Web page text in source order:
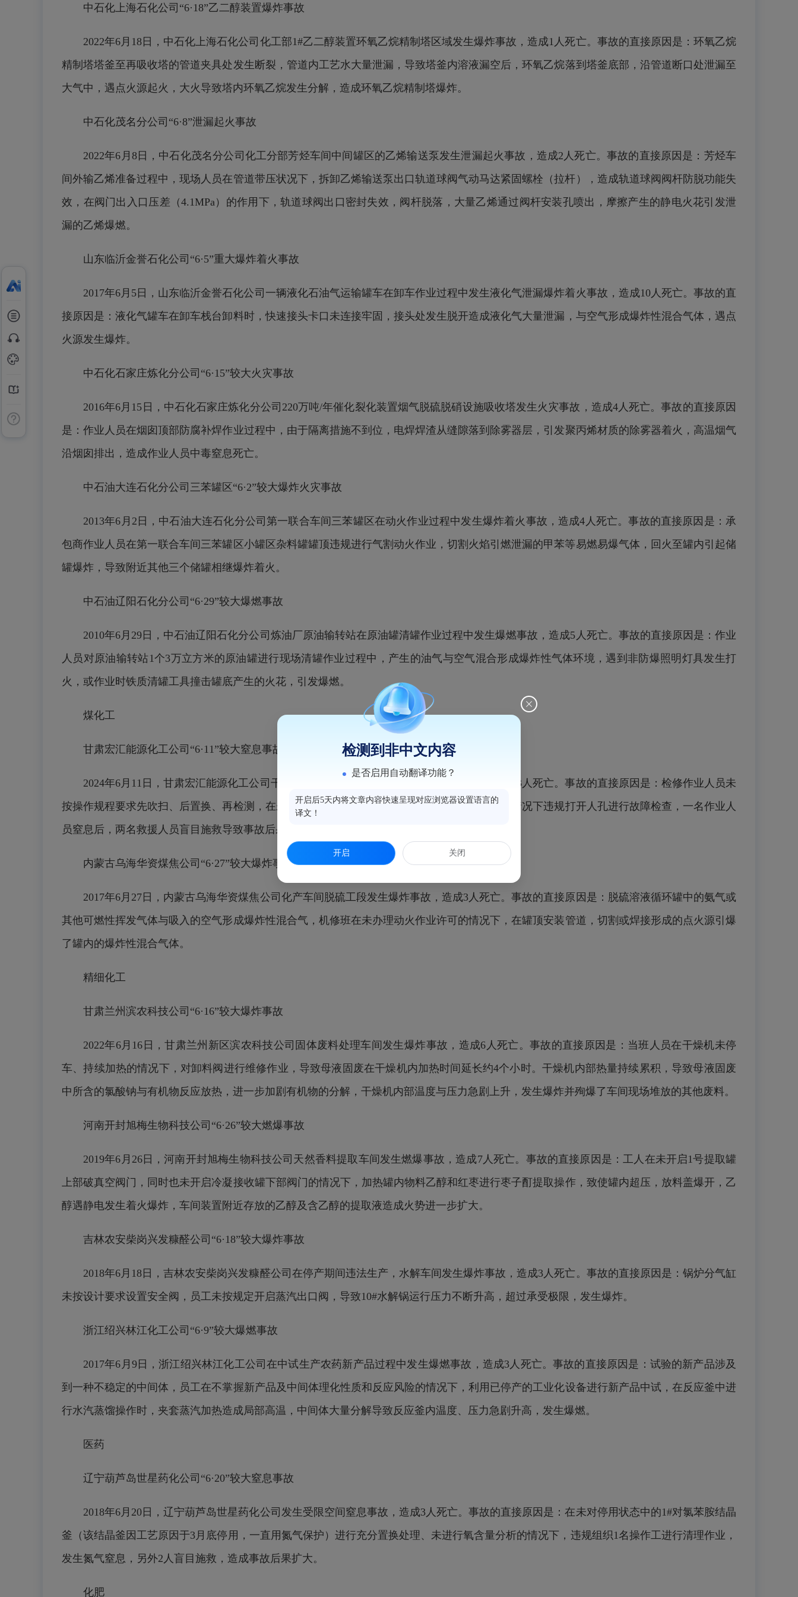
中石化上海石化公司“6·18”乙二醇装置爆炸事故
2022年6月18日，中石化上海石化公司化工部1#乙二醇装置环氧乙烷精制塔区域发生爆炸事故，造成1人死亡。事故的直接原因是：环氧乙烷
精制塔塔釜至再吸收塔的管道夹具处发生断裂，管道内工艺水大量泄漏，导致塔釜内溶液漏空后，环氧乙烷落到塔釜底部，沿管道断口处泄漏至
大气中，遇点火源起火，大火导致塔内环氧乙烷发生分解，造成环氧乙烷精制塔爆炸。
中石化茂名分公司“6·8”泄漏起火事故
2022年6月8日，中石化茂名分公司化工分部芳烃车间中间罐区的乙烯输送泵发生泄漏起火事故，造成2人死亡。事故的直接原因是：芳烃车
间外输乙烯准备过程中，现场人员在管道带压状况下，拆卸乙烯输送泵出口轨道球阀气动马达紧固螺栓（拉杆），造成轨道球阀阀杆防脱功能失
效，在阀门出入口压差（4.1MPa）的作用下，轨道球阀出口密封失效，阀杆脱落，大量乙烯通过阀杆安装孔喷出，摩擦产生的静电火花引发泄
漏的乙烯爆燃。
山东临沂金誉石化公司“6·5”重大爆炸着火事故
2017年6月5日，山东临沂金誉石化公司一辆液化石油气运输罐车在卸车作业过程中发生液化气泄漏爆炸着火事故，造成10人死亡。事故的直
接原因是：液化气罐车在卸车栈台卸料时，快速接头卡口未连接牢固，接头处发生脱开造成液化气大量泄漏，与空气形成爆炸性混合气体，遇点
火源发生爆炸。
中石化石家庄炼化分公司“6·15”较大火灾事故
2016年6月15日，中石化石家庄炼化分公司220万吨/年催化裂化装置烟气脱硫脱硝设施吸收塔发生火灾事故，造成4人死亡。事故的直接原因
是：作业人员在烟囱顶部防腐补焊作业过程中，由于隔离措施不到位，电焊焊渣从缝隙落到除雾器层，引发聚丙烯材质的除雾器着火，高温烟气
沿烟囱排出，造成作业人员中毒窒息死亡。
中石油大连石化分公司三苯罐区“6·2”较大爆炸火灾事故
2013年6月2日，中石油大连石化分公司第一联合车间三苯罐区在动火作业过程中发生爆炸着火事故，造成4人死亡。事故的直接原因是：承
包商作业人员在第一联合车间三苯罐区小罐区杂料罐罐顶违规进行气割动火作业，切割火焰引燃泄漏的甲苯等易燃易爆气体，回火至罐内引起储
罐爆炸，导致附近其他三个储罐相继爆炸着火。
中石油辽阳石化分公司“6·29”较大爆燃事故
2010年6月29日，中石油辽阳石化分公司炼油厂原油输转站在原油罐清罐作业过程中发生爆燃事故，造成5人死亡。事故的直接原因是：作业
人员对原油输转站1个3万立方米的原油罐进行现场清罐作业过程中，产生的油气与空气混合形成爆炸性气体环境，遇到非防爆照明灯具发生打
火，或作业时铁质清罐工具撞击罐底产生的火花，引发爆燃。
煤化工
甘肃宏汇能源化工公司“6·11”较大窒息事故
2024年6月11日，甘肃宏汇能源化工公司干馏2#线移动颗粒床生产线发生氮气窒息事故，造成3人死亡。事故的直接原因是：检修作业人员未
按操作规程要求先吹扫、后置换、再检测，在未采取任何防护措施、未办理受限空间作业许可的情况下违规打开人孔进行故障检查，一名作业人
员窒息后，两名救援人员盲目施救导致事故后果扩大。
内蒙古乌海华资煤焦公司“6·27”较大爆炸事故
2017年6月27日，内蒙古乌海华资煤焦公司化产车间脱硫工段发生爆炸事故，造成3人死亡。事故的直接原因是：脱硫溶液循环罐中的氨气或
其他可燃性挥发气体与吸入的空气形成爆炸性混合气，机修班在未办理动火作业许可的情况下，在罐顶安装管道，切割或焊接形成的点火源引爆
了罐内的爆炸性混合气体。
精细化工
甘肃兰州滨农科技公司“6·16”较大爆炸事故
2022年6月16日，甘肃兰州新区滨农科技公司固体废料处理车间发生爆炸事故，造成6人死亡。事故的直接原因是：当班人员在干燥机未停
车、持续加热的情况下，对卸料阀进行维修作业，导致母液固废在干燥机内加热时间延长约4个小时。干燥机内部热量持续累积，导致母液固废
中所含的氯酸钠与有机物反应放热，进一步加剧有机物的分解，干燥机内部温度与压力急剧上升，发生爆炸并殉爆了车间现场堆放的其他废料。
河南开封旭梅生物科技公司“6·26”较大燃爆事故
2019年6月26日，河南开封旭梅生物科技公司天然香料提取车间发生燃爆事故，造成7人死亡。事故的直接原因是：工人在未开启1号提取罐
上部破真空阀门，同时也未开启冷凝接收罐下部阀门的情况下，加热罐内物料乙醇和红枣进行枣子酊提取操作，致使罐内超压，放料盖爆开，乙
醇遇静电发生着火爆炸，车间装置附近存放的乙醇及含乙醇的提取液造成火势进一步扩大。
吉林农安柴岗兴发糠醛公司“6·18”较大爆炸事故
2018年6月18日，吉林农安柴岗兴发糠醛公司在停产期间违法生产，水解车间发生爆炸事故，造成3人死亡。事故的直接原因是：锅炉分气缸
未按设计要求设置安全阀，员工未按规定开启蒸汽出口阀，导致10#水解锅运行压力不断升高，超过承受极限，发生爆炸。
浙江绍兴林江化工公司“6·9”较大爆燃事故
2017年6月9日，浙江绍兴林江化工公司在中试生产农药新产品过程中发生爆燃事故，造成3人死亡。事故的直接原因是：试验的新产品涉及
到 一种不稳定的中间体，员工在不掌握新产品及中间体理化性质和反应风险的情况下，利用已停产的工业化设备进行新产品中试，在反应釜中进
行水汽蒸馏操作时，夹套蒸汽加热造成局部高温，中间体大量分解导致反应釜内温度、压力急剧升高，发生爆燃。
医药
辽宁葫芦岛世星药化公司“6·20”较大窒息事故
2018年6月20日，辽宁葫芦岛世星药化公司发生受限空间窒息事故，造成3人死亡。事故的直接原因是：在未对停用状态中的1#对氯苯胺结晶
釜（该结晶釜因工艺原因于3月底停用，一直用氮气保护）进行充分置换处理、未进行氧含量分析的情况下，违规组织1名操作工进行清理作业，
发生氮气窒息，另外2人盲目施救，造成事故后果扩大。
化肥
检测到非中文内容
是否启用自动翻译功能？
开启后5天内将文章内容快速呈现对应浏览器设置语言的
译文！
开启 关闭